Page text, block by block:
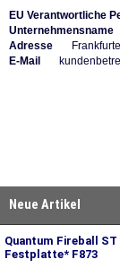
EU Verantwortliche
Unternehmensname
Adresse Frankfurter
E-Mail
Neue Artikel
Quantum Fireball ST
Festplatte* F873